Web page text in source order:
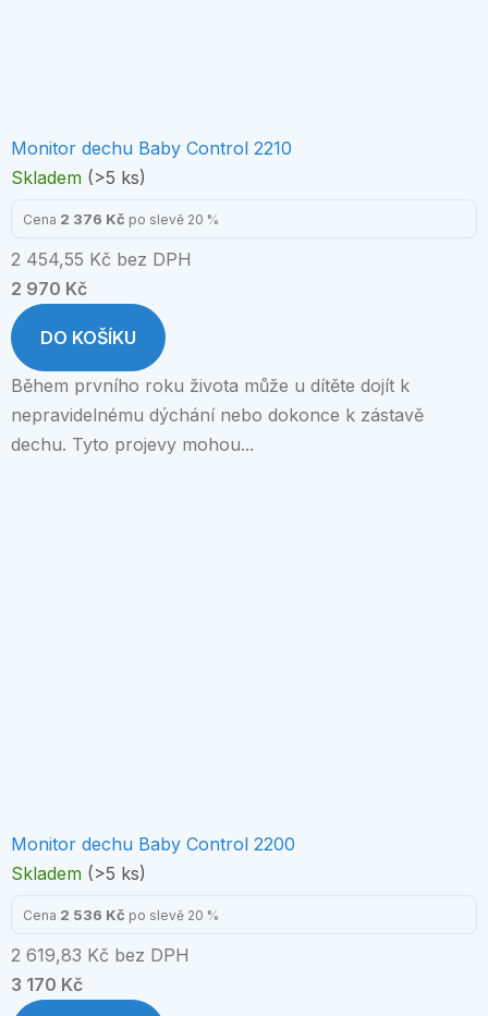
Monitor dechu Baby Control 2210
Skladem (>5 ks)
Cena 2 376 Kč po slevě 20 %
2 454,55 Kč bez DPH
2 970 Kč
DO KOŠÍKU
Během prvního roku života může u dítěte dojít k
nepravidelnému dýchání nebo dokonce k zástavě
dechu. Tyto projevy mohou...
Monitor dechu Baby Control 2200
Skladem (>5 ks)
Cena 2 536 Kč po slevě 20 %
2 619,83 Kč bez DPH
3 170 Kč